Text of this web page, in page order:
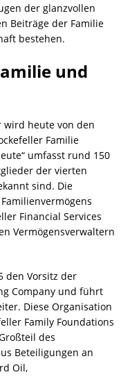
der glanzvollen
Beiträge der Familie
bestehen.
und
wird heute von den
Familie
umfasst rund 150
der vierten
sind. Die
Financial Services
Vermögensverwaltern
den Vorsitz der
Company und führt
Diese Organisation
Family Foundations
des
Beteiligungen an
Oil,